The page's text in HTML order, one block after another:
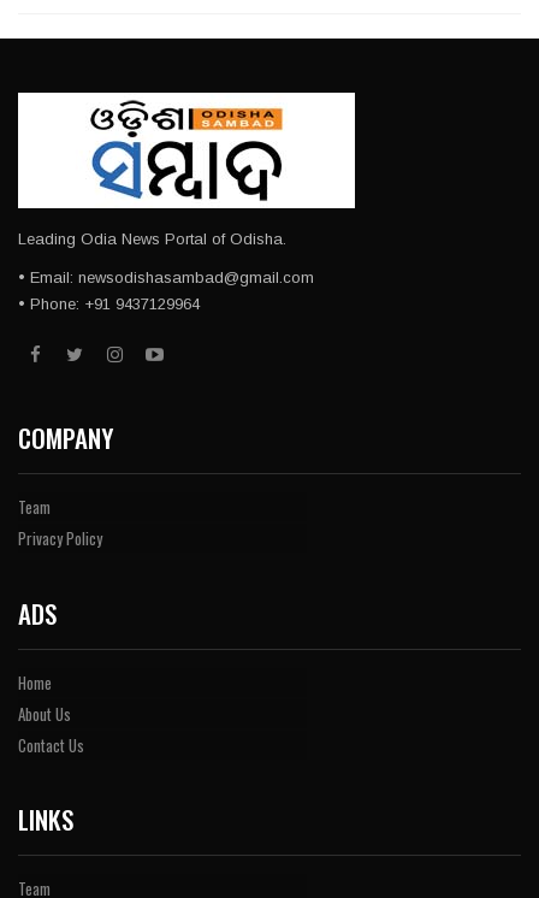
Leading Odia News Portal of Odisha.
• Email: newsodishasambad@gmail.com
• Phone: +91 9437129964
COMPANY
Team
Privacy Policy
ADS
Home
About Us
Contact Us
LINKS
Team